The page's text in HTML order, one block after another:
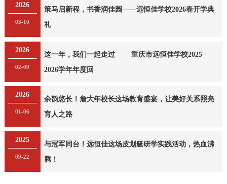
2026
03-10
策马启新程，书香润佳园——远恒佳学校2026春开学典
礼
2026
02-09
这一年，我们一起走过 ——重庆市远恒佳学校2025—
2026学年年度回
2026
01-06
余韵悠长！詹大年校长这场教育盛宴，让美好关系照亮
育人之路
2025
09-22
与冠军同台！远恒佳这场皮划艇研学实践活动，热血沸
腾！